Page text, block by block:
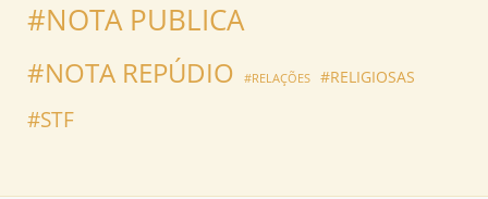
#NOTA PUBLICA
#NOTA REPÚDIO #RELAÇÕES #RELIGIOSAS
#STF